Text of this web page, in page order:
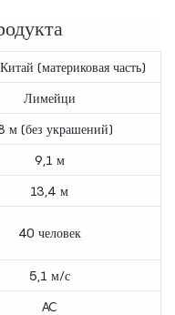
(материковая часть)
Лимейци
м (без украшений)
9,1 м
13,4 м
40 человек
5,1 м/с
AC